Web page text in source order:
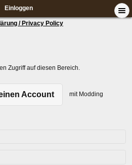
Einloggen
/ Privacy Policy
Zugriff auf diesen Bereich.
Account mit Modding